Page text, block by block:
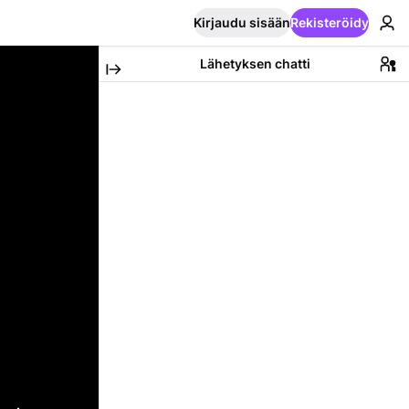
Kirjaudu sisäänRekisteröidy
Lähetyksen chatti